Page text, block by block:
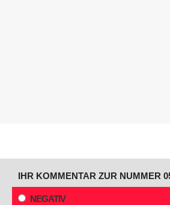
IHR KOMMENTAR ZUR NUMMER
NEGATIV